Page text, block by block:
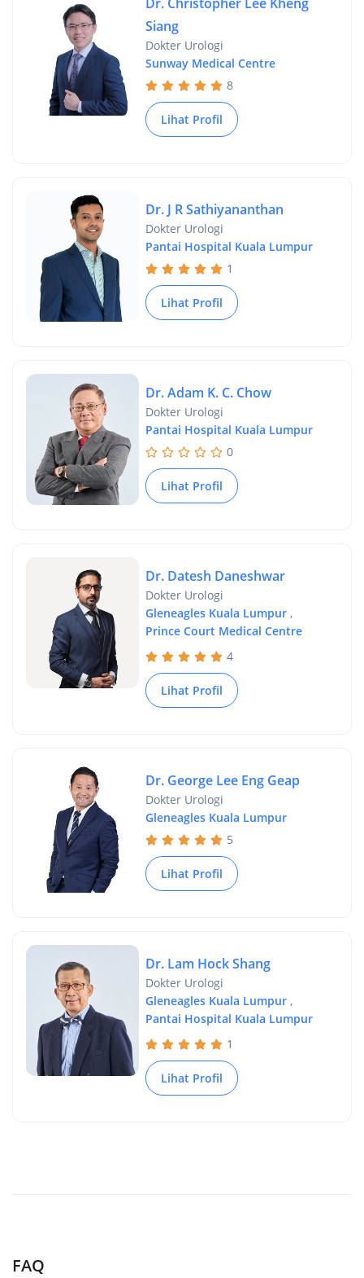
Dr. Christopher Lee Kheng
Siang
Dokter Urologi
Sunway Medical Centre
8
Lihat Profil
Dr. J R Sathiyananthan
Dokter Urologi
Pantai Hospital Kuala Lumpur
1
Lihat Profil
Dr. Adam K. C. Chow
Dokter Urologi
Pantai Hospital Kuala Lumpur
0
Lihat Profil
Dr. Datesh Daneshwar
Dokter Urologi
Gleneagles Kuala Lumpur,
Prince Court Medical Centre
4
Lihat Profil
Dr. George Lee Eng Geap
Dokter Urologi
Gleneagles Kuala Lumpur
5
Lihat Profil
Dr. Lam Hock Shang
Dokter Urologi
Gleneagles Kuala Lumpur,
Pantai Hospital Kuala Lumpur
1
Lihat Profil
FAQ